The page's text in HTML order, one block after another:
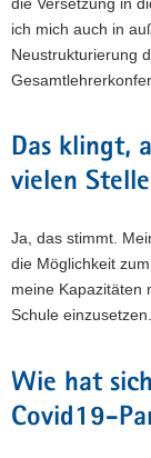
ich mich auch in
Neustrukturierung
Das klingt,
vielen
Ja, das stimmt.
die Möglichkeit
meine Kapazitäten
Schule einzusetzen.
Wie hat
Covid19-